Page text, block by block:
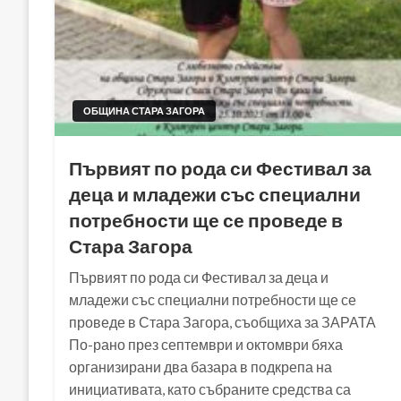
ОБЩИНА СТАРА ЗАГОРА
Първият по рода си Фестивал за
деца и младежи със специални
потребности ще се проведе в
Стара Загора
Първият по рода си Фестивал за деца и
младежи със специални потребности ще се
проведе в Стара Загора, съобщиха за ЗАРАТА
По-рано през септември и октомври бяха
организирани два базара в подкрепа на
инициативата, като събраните средства са